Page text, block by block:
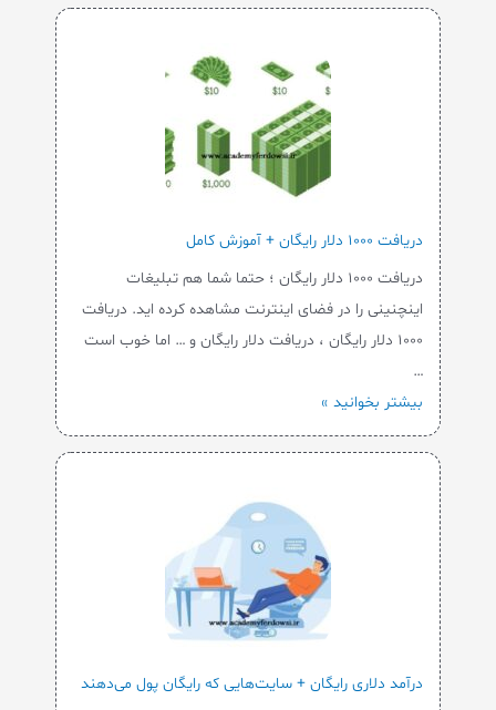
دریافت ۱۰۰۰ دلار رایگان + آموزش کامل
دریافت ۱۰۰۰ دلار رایگان ؛ حتما شما هم تبلیغات
اینچنینی را در فضای اینترنت مشاهده کرده اید. دریافت
۱۰۰۰ دلار رایگان ، دریافت دلار رایگان و … اما خوب است
…
بیشتر بخوانید »
درآمد دلاری رایگان + سایت‌هایی که رایگان پول می‌دهند